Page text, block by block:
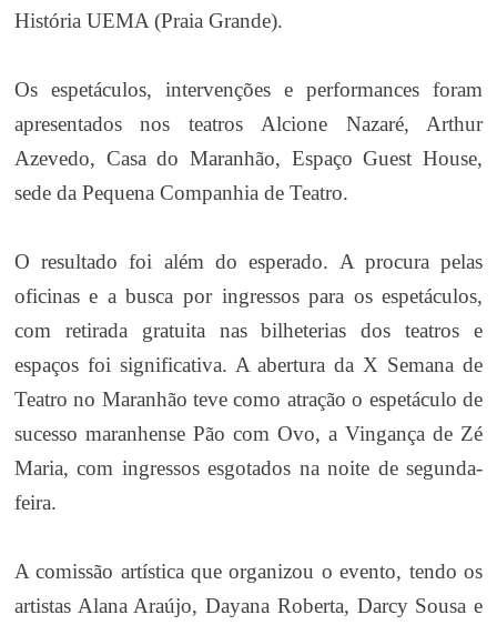
História UEMA (Praia Grande).
Os espetáculos, intervenções e performances foram
apresentados nos teatros Alcione Nazaré, Arthur
Azevedo, Casa do Maranhão, Espaço Guest House,
sede da Pequena Companhia de Teatro.
O resultado foi além do esperado. A procura pelas
oficinas e a busca por ingressos para os espetáculos,
com retirada gratuita nas bilheterias dos teatros e
espaços foi significativa. A abertura da X Semana de
Teatro no Maranhão teve como atração o espetáculo de
sucesso maranhense Pão com Ovo, a Vingança de Zé
Maria, com ingressos esgotados na noite de segunda-
feira.
A comissão artística que organizou o evento, tendo os
artistas Alana Araújo, Dayana Roberta, Darcy Sousa e